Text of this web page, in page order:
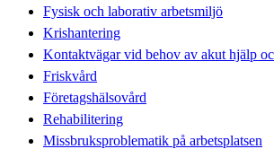
Fysisk och laborativ arbetsmiljö
Krishantering
Kontaktvägar vid behov av akut hjälp
Friskvård
Företagshälsovård
Rehabilitering
Missbruksproblematik på arbetsplatsen